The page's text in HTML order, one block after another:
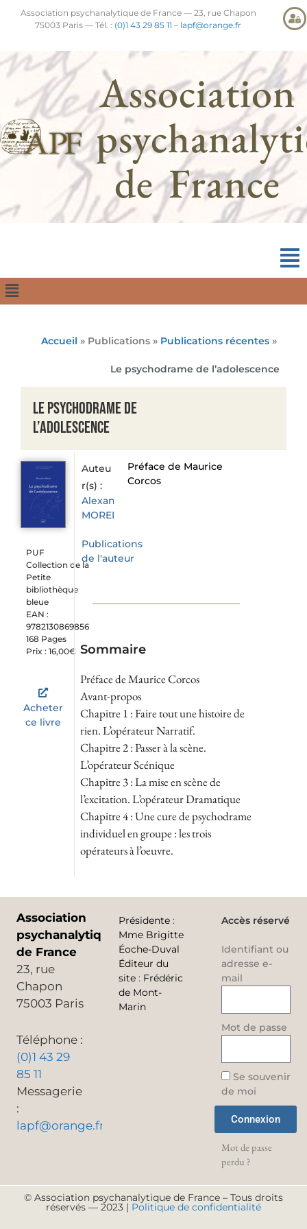
Association psychanalytique de France — 23, rue Chapon
75003 Paris — Tél. : (0)1 43 29 85 11 – lapf@orange.fr
Association
de France
Accueil » Publications » Publications récentes »
Le psychodrame de l’adolescence
Le psychodrame de
l’adolescence
PUF
Collection de la
Petite
bibliothèque
bleue
EAN :
9782130869856
168 Pages
Prix : 16,00€
Acheter
ce livre
Auteu
r(s) :
Alexandre
MOREL
Publications
de l'auteur
Préface de Maurice
Corcos
Sommaire
Préface de Maurice Corcos
Avant-propos
Chapitre 1 : Faire tout une histoire de
rien. L’opérateur Narratif.
Chapitre 2 : Passer à la scène.
L’opérateur Scénique
Chapitre 3 : La mise en scène de
l’excitation. L’opérateur Dramatique
Chapitre 4 : Une cure de psychodrame
individuel en groupe : les trois
opérateurs à l’oeuvre.
Association
psychanalytique
de France
23, rue
Chapon
75003 Paris
Téléphone :
(0)1 43 29
85 11
Messagerie
:
lapf@orange.fr
Présidente :
Mme Brigitte
Éoche-Duval
Éditeur du
site : Frédéric
de Mont-
Marin
Accès réservé
Identifiant ou
adresse e-
mail
Mot de passe
Se souvenir
de moi
Connexion
Mot de passe
perdu ?
© Association psychanalytique de France – Tous droits
réservés — 2023 | Politique de confidentialité